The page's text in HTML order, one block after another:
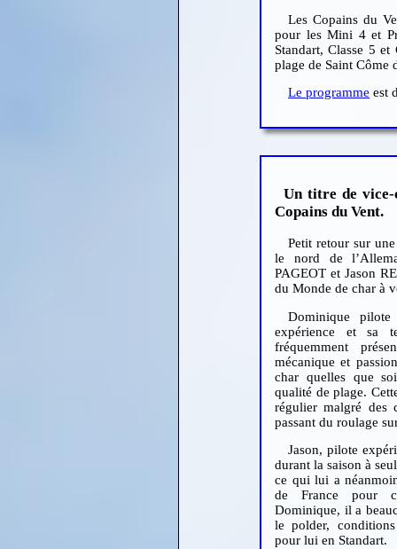
Les Copains du
pour les Mini 4 et
Standart, Classe 5
plage de Saint Côme
Le programme est
Un titre de vice-
Copains du Vent.
Petit retour sur une
le nord de
PAGEOT et Jason
du Monde de char à
Dominique
expérience et sa
fréquemment
mécanique et
char quelles que
qualité de plage.
régulier malgré des
passant du roulage
Jason, pilote
durant la saison à
ce qui lui a
de France pour
Dominique, il a
le polder,
pour lui en Standart.